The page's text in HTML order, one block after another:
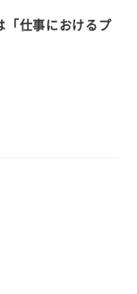
「仕事におけるプ